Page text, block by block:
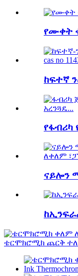
የሙቀት
ከፍተኛ
የፋብሪካ
ናይሎን